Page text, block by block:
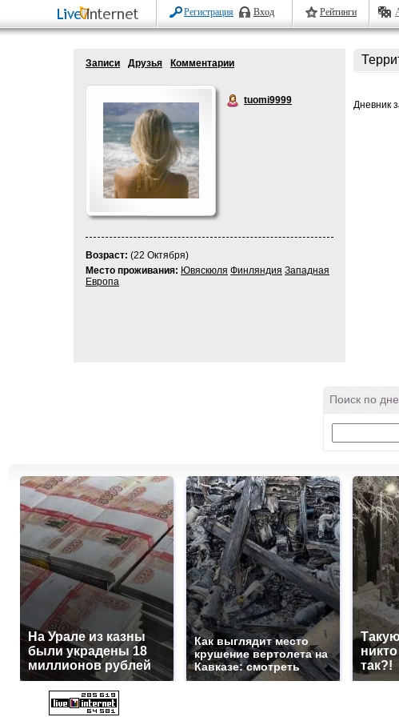
Регистрация Вход Рейтинги
Записи Друзья Комментарии
tuomi9999
Возраст: (22 Октября)
Место проживания: Ювяскюля Финляндия Западная
Европа
Дневник
Поиск по
На Урале из казны
были украдены 18
миллионов рублей
Как выглядит место
крушение вертолета на
Кавказе: смотреть
так?!